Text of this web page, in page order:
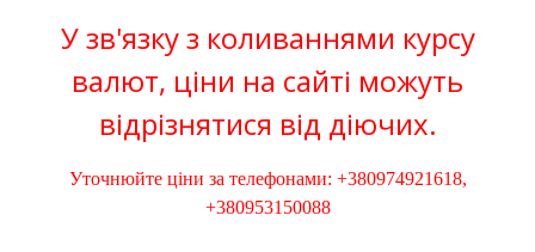
У зв'язку з коливаннями курсу
валют, ціни на сайті можуть
відрізнятися від діючих.
Уточнюйте ціни за телефонами: +380974921618,
+380953150088